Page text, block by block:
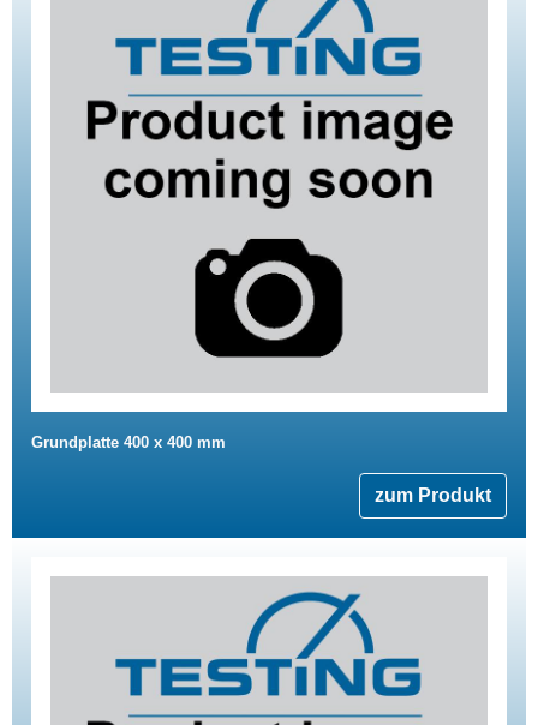
Grundplatte 400 x 400 mm
zum Produkt